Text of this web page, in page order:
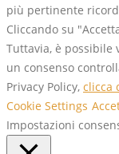
più pertinente
Cliccando su
Tuttavia, è possibile
un consenso
Privacy Policy, clicca
Cookie Settings
Impostazioni